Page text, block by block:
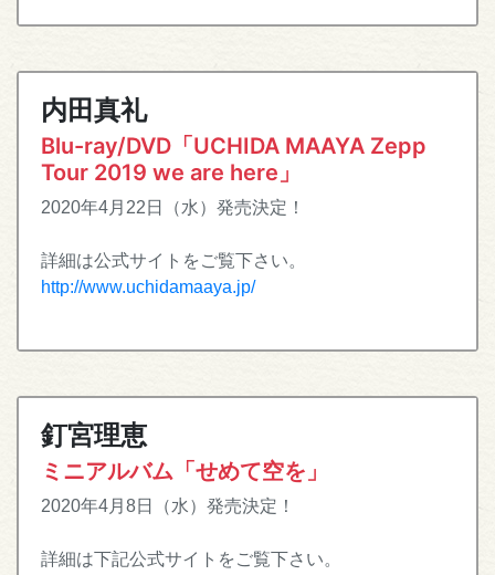
内田真礼
Blu-ray/DVD「UCHIDA MAAYA Zepp
Tour 2019 we are here」
2020年4月22日（水）発売決定！
詳細は公式サイトをご覧下さい。
http://www.uchidamaaya.jp/
釘宮理恵
ミニアルバム「せめて空を」
2020年4月8日（水）発売決定！
詳細は下記公式サイトをご覧下さい。